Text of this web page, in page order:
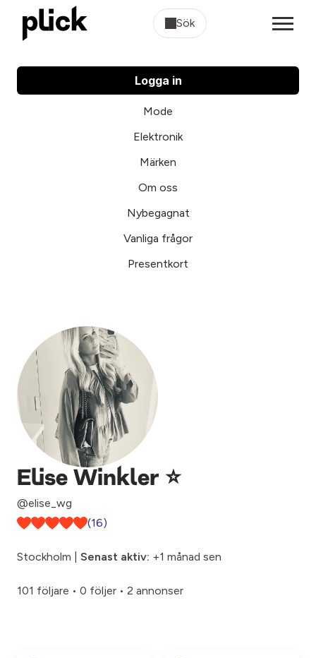
Sök
Logga in
Mode
Elektronik
Märken
Om oss
Nybegagnat
Vanliga frågor
Presentkort
Elise Winkler ⭐️
@elise_wg
(16)
Stockholm | Senast aktiv: +1 månad sen
101 följare • 0 följer • 2 annonser